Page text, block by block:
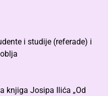
i studije (referade) i
knjiga Josipa Ilića „Od